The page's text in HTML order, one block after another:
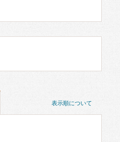
表示順について